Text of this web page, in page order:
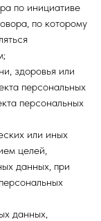
по инициативе
по которому
здоровья или
персональных
персональных
или иных
целей,
данных, при
данных,